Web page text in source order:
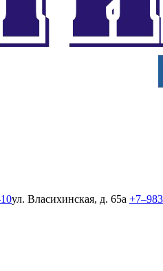
ул. Власихинская, д. 65а